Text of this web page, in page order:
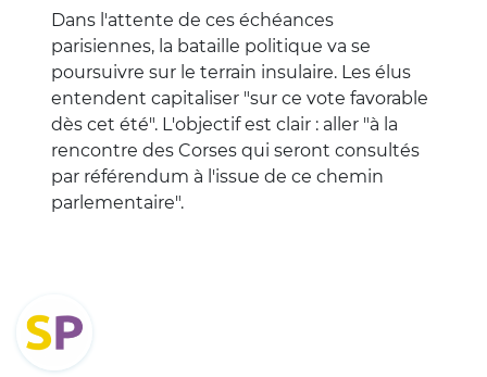
Dans l'attente de ces échéances
parisiennes, la bataille politique va se
poursuivre sur le terrain insulaire. Les élus
entendent capitaliser "sur ce vote favorable
dès cet été". L'objectif est clair : aller "à la
rencontre des Corses qui seront consultés
par référendum à l'issue de ce chemin
parlementaire".